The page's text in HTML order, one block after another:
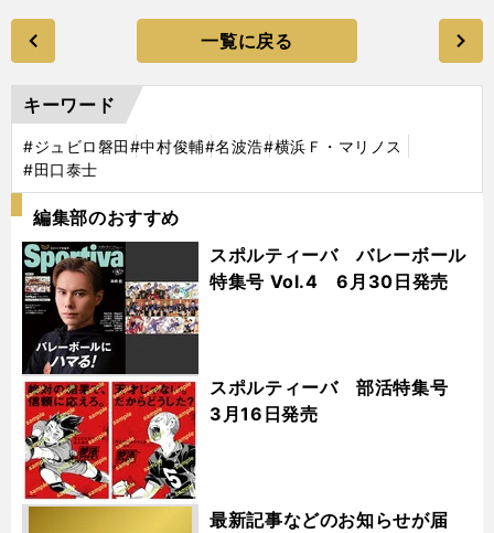
一覧に戻る
キーワード
#ジュビロ磐田#中村俊輔#名波浩#横浜Ｆ・マリノス
#田口泰士
編集部のおすすめ
スポルティーバ バレーボール
特集号 Vol.4 6月30日発売
スポルティーバ 部活特集号
3月16日発売
最新記事などのお知らせが届